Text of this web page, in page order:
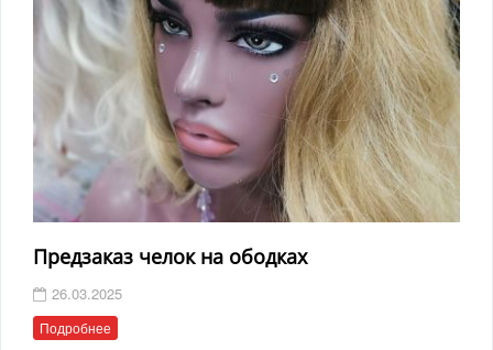
Предзаказ челок на ободках
26.03.2025
Подробнее